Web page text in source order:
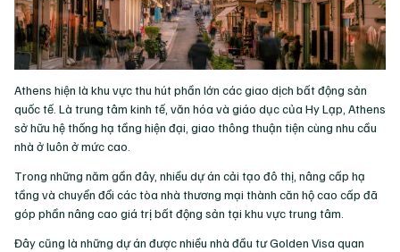
Athens hiện là khu vực thu hút phần lớn các giao dịch bất động sản
quốc tế. Là trung tâm kinh tế, văn hóa và giáo dục của Hy Lạp, Athens
sở hữu hệ thống hạ tầng hiện đại, giao thông thuận tiện cùng nhu cầu
nhà ở luôn ở mức cao.
Trong những năm gần đây, nhiều dự án cải tạo đô thị, nâng cấp hạ
tầng và chuyển đổi các tòa nhà thương mại thành căn hộ cao cấp đã
góp phần nâng cao giá trị bất động sản tại khu vực trung tâm.
Đây cũng là những dự án được nhiều nhà đầu tư Golden Visa quan